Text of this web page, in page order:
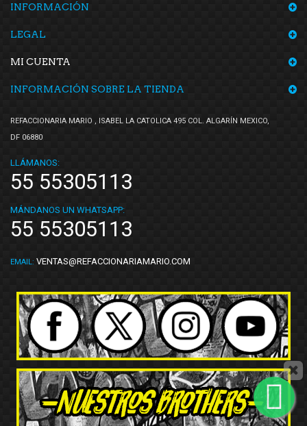
INFORMACIÓN
LEGAL
MI CUENTA
INFORMACIÓN SOBRE LA TIENDA
REFACCIONARIA MARIO , ISABEL LA CATOLICA 495 COL. ALGARÍN MEXICO,
DF 06880
LLÁMANOS:
55 55305113
MÁNDANOS UN WHATSAPP:
55 55305113
EMAIL: VENTAS@REFACCIONARIAMARIO.COM